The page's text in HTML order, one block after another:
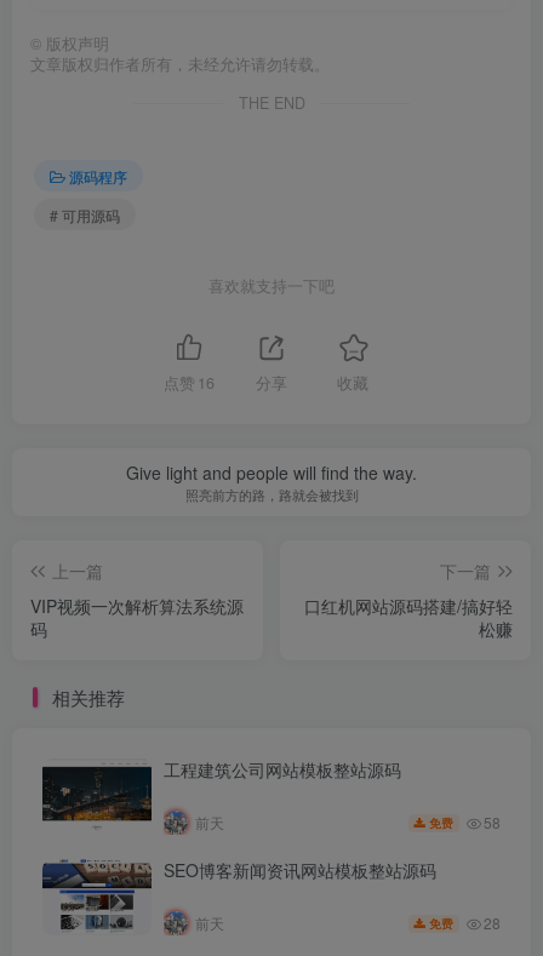
© 版权声明
文章版权归作者所有，未经允许请勿转载。
THE END
源码程序
# 可用源码
喜欢就支持一下吧
点赞 16 分享 收藏
Give light and people will find the way.
照亮前方的路，路就会被找到
上一篇
VIP视频一次解析算法系统源
码
下一篇
口红机网站源码搭建/搞好轻
松赚
相关推荐
工程建筑公司网站模板整站源码
前天 免费 58
SEO博客新闻资讯网站模板整站源码
前天 免费 28